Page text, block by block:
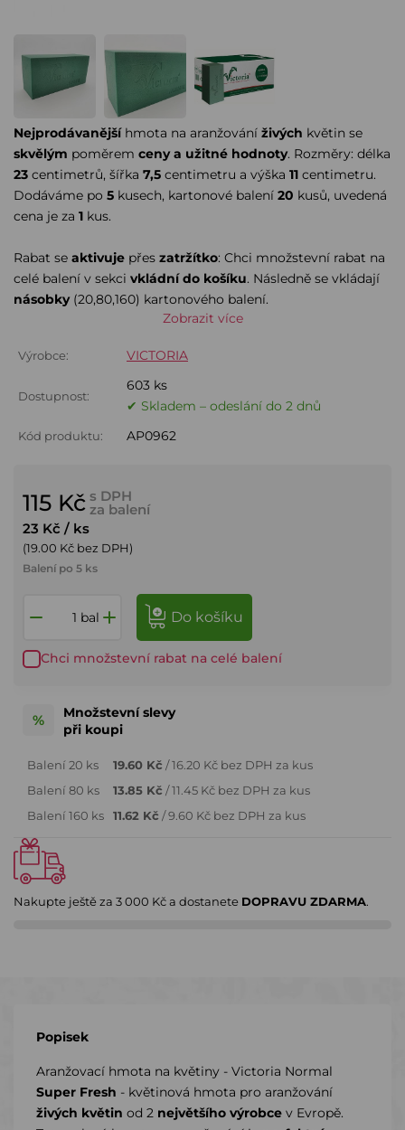
Nejprodávanějšíhmota na aranžování živých květin se
skvělým poměrem ceny a užitné hodnoty. Rozměry: délka
23 centimetrů, šířka 7,5 centimetru a výška 11 centimetru.
Dodáváme po 5 kusech, kartonové balení 20 kusů, uvedená
cena je za 1 kus.
Rabat se aktivuje přes zatržítko: Chci množstevní rabat na
celé balení v sekci vkládní do košíku. Následně se vkládají
násobky(20,80,160) kartonového balení.
Zobrazit více
Výrobce: VICTORIA
Dostupnost:
603 ks
✔ Skladem – odeslání do 2 dnů
Kód produktu: AP0962
115 Kč s DPH
za balení
23 Kč / ks
(19.00 Kč bez DPH)
Balení po 5 ks
bal do košíku
Chci množstevní rabat na celé balení
%
Množstevní slevy
při koupi
Balení 20 ks 19.60 Kč / 16.20 Kč bez DPH za kus
Balení 80 ks
13.85 Kč / 11.45 Kč bez DPH za kus
Balení 160 ks
11.62 Kč / 9.60 Kč bez DPH za kus
Nakupte ještě za 3 000 Kča dostanete DOPRAVU ZDARMA.
Popisek
Aranžovací hmota na květiny - Victoria Normal
Super Fresh - květinová hmota pro aranžování
živých květin od 2 největšího výrobce v Evropě.